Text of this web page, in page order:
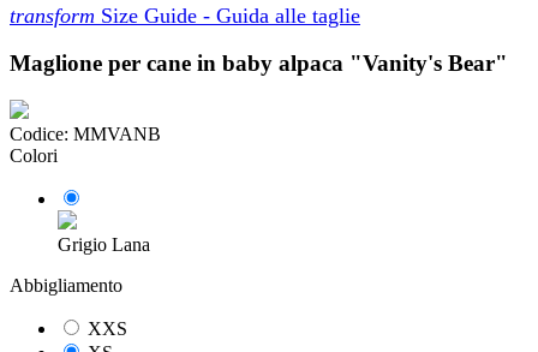
transform Size Guide - Guida alle taglie
Maglione per cane in baby alpaca "Vanity's Bear"
Codice: MMVANB
Colori
Grigio Lana
Abbigliamento
XXS